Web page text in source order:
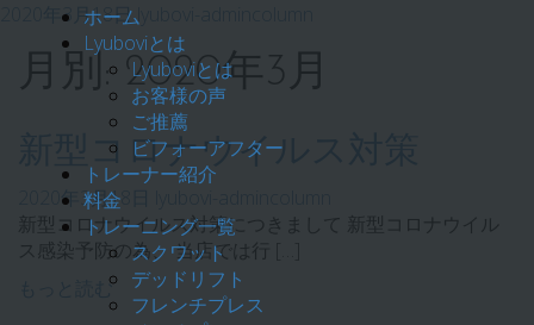
ホーム
Lyuboviとは
Lyuboviとは
お客様の声
ご推薦
ビフォーアフター
トレーナー紹介
料金
トレーニング一覧
スクワット
デッドリフト
フレンチプレス
2020年3月18日lyubovi-admin
月別: 2020年3月
新型コロナウイルス対策
2020年3月18日
新型コロナウイルス対策につきまして 新型コロナウイル
ス感染予防の為、 当店では行 […]
もっと読む